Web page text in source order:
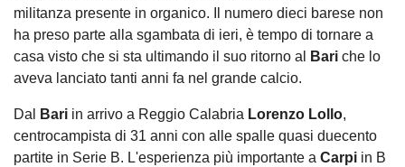
militanza presente in organico. Il numero dieci barese non
ha preso parte alla sgambata di ieri, è tempo di tornare a
casa visto che si sta ultimando il suo ritorno al
Bari che lo
aveva lanciato tanti anni fa nel grande calcio.
Dal Bari in arrivo a Reggio Calabria Lorenzo Lollo,
centrocampista di 31 anni con alle spalle quasi duecento
partite in Serie B. L'esperienza più importante a Carpi in B